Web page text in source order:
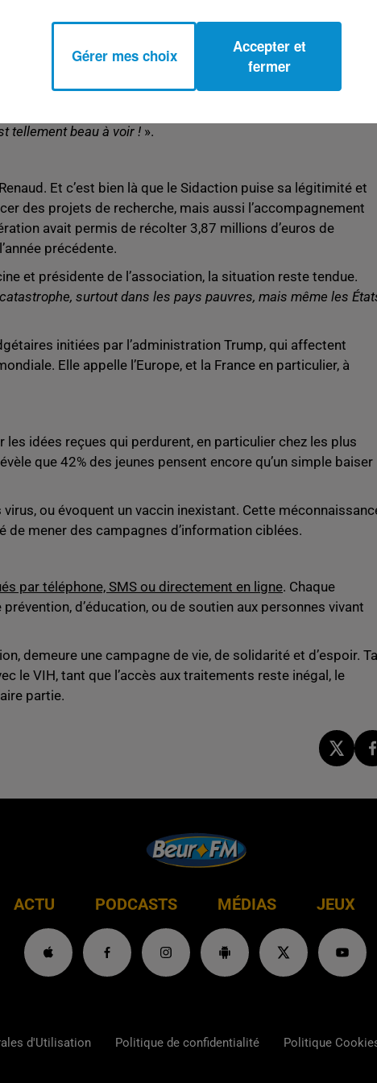
ou encore Camélia Jordana. Des duos inédits sur les
pour rappeler, avec émotion et force, que «
n’a pu être présente à l’enregistrement. Fatiguée mais
: «
tellement beau à voir ! ».
Et c’est bien là que le Sidaction puise sa légitimité et
des projets de recherche, mais aussi l’accompagnement
avait permis de récolter 3,87 millions d’euros de
précédente.
et présidente de l’association, la situation reste tendue.
surtout dans les pays pauvres, mais même les
initiées par l’administration Trump, qui affectent
Elle appelle l’Europe, et la France en particulier, à
idées reçues qui perdurent, en particulier chez les plus
que 42% des jeunes pensent encore qu’un simple baiser
ou évoquent un vaccin inexistant. Cette
mener des campagnes d’information ciblées.
par téléphone, SMS ou directement en ligne. Chaque
d’éducation, ou de soutien aux personnes vivant
demeure une campagne de vie, de solidarité et d’espoir.
le VIH, tant que l’accès aux traitements reste inégal, le
partie.
ACTU PODCASTS MÉDIAS JEUX
d'Utilisation Politique de confidentialité Politique
Gérer mes choix
Accepter et
fermer